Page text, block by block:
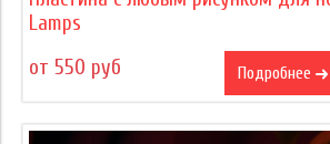
Lamps
от 550 руб
Подробнее